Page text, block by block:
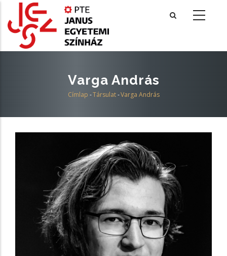
tartalomra
Varga András
Címlap -Társulat -Varga András